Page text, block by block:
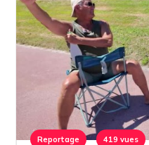
Reportage 419 vues